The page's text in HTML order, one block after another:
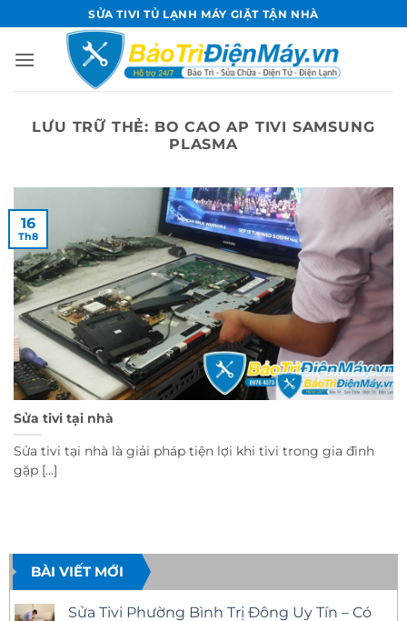
qua
nội
SỬA TIVI TỦ LẠNH MÁY GIẶT TẬN NHÀ
LƯU TRỮ THẺ: BO CAO AP TIVI SAMSUNG
PLASMA
Sửa tivi tại nhà
Sửa tivi tại nhà là giải pháp tiện lợi khi tivi trong gia đình
gặp [...]
16
Th8
BÀI VIẾT MỚI
Sửa Tivi Phường Bình Trị Đông Uy Tín – Có